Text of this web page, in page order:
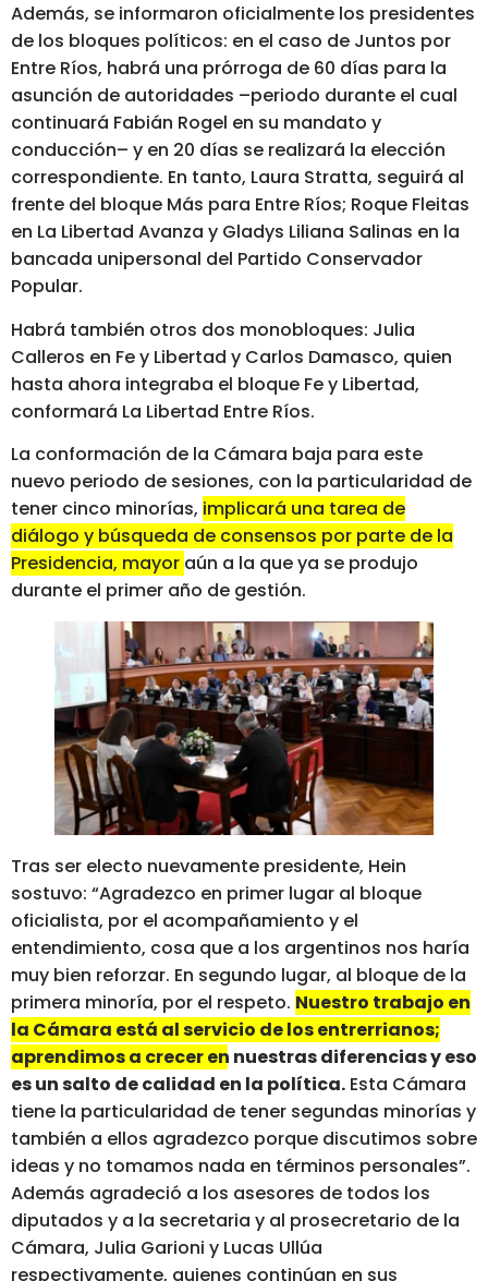
Además, se informaron oficialmente los presidentes
de los bloques políticos: en el caso de Juntos por
Entre Ríos, habrá una prórroga de 60 días para la
asunción de autoridades –periodo durante el cual
continuará Fabián Rogel en su mandato y
conducción– y en 20 días se realizará la elección
correspondiente. En tanto, Laura Stratta, seguirá al
frente del bloque Más para Entre Ríos; Roque Fleitas
en La Libertad Avanza y Gladys Liliana Salinas en la
bancada unipersonal del Partido Conservador
Popular.
Habrá también otros dos monobloques: Julia
Calleros en Fe y Libertad y Carlos Damasco, quien
hasta ahora integraba el bloque Fe y Libertad,
conformará La Libertad Entre Ríos.
La conformación de la Cámara baja para este
nuevo periodo de sesiones, con la particularidad de
tener cinco minorías, implicará una tarea de
diálogo y búsqueda de consensos por parte de la
Presidencia, mayor aún a la que ya se produjo
durante el primer año de gestión.
Tras ser electo nuevamente presidente, Hein
sostuvo: “Agradezco en primer lugar al bloque
oficialista, por el acompañamiento y el
entendimiento, cosa que a los argentinos nos haría
muy bien reforzar. En segundo lugar, al bloque de la
primera minoría, por el respeto. Nuestro trabajo en
la Cámara está al servicio de los entrerrianos;
aprendimos a crecer en nuestras diferencias y eso
es un salto de calidad en la política. Esta Cámara
tiene la particularidad de tener segundas minorías y
también a ellos agradezco porque discutimos sobre
ideas y no tomamos nada en términos personales”.
Además agradeció a los asesores de todos los
diputados y a la secretaria y al prosecretario de la
Cámara, Julia Garioni y Lucas Ullúa
respectivamente, quienes continúan en sus